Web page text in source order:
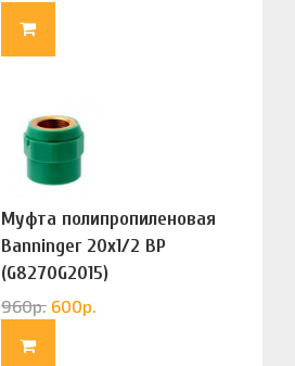
Муфта полипропиленовая
Banninger 20х1/2 ВР
(G8270G2015)
960р. 600р.